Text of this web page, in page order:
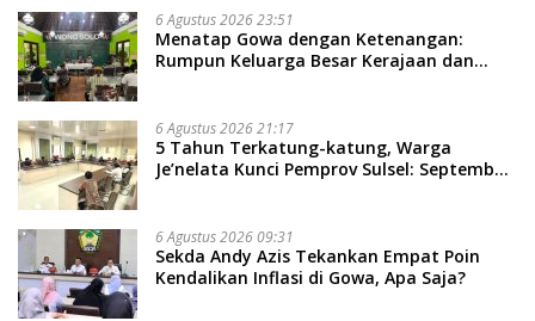
6 Agustus 2026 23:51
Menatap Gowa dengan Ketenangan:
Rumpun Keluarga Besar Kerajaan dan
Soal Adat dan Adab
6 Agustus 2026 21:17
5 Tahun Terkatung-katung, Warga
Je’nelata Kunci Pemprov Sulsel: September
6 Agustus 2026 09:31
Sekda Andy Azis Tekankan Empat Poin
Kendalikan Inflasi di Gowa, Apa Saja?